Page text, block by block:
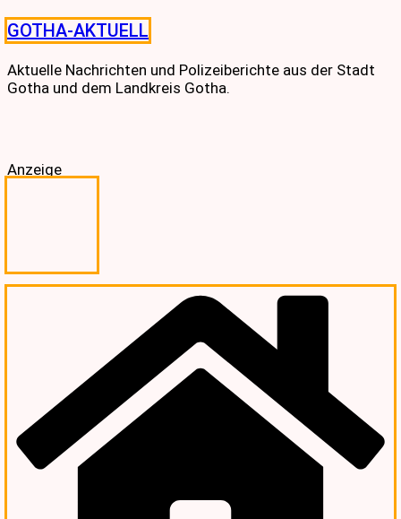
Skip
to
content
GOTHA-AKTUELL
Aktuelle Nachrichten und Polizeiberichte aus der Stadt
Gotha und dem Landkreis Gotha.
Anzeige